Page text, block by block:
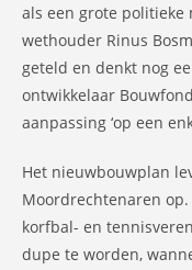
als een grote
wethouder Rinus
geteld en denkt nog
ontwikkelaar
aanpassing ‘op een
Het nieuwbouwplan
Moordrechtenaren
korfbal- en
dupe te worden,